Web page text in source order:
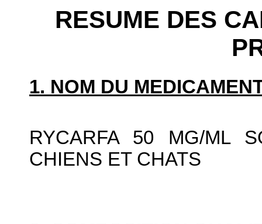
RESUME DES
1. NOM DU
RYCARFA 50 MG/ML
CHIENS ET CHATS